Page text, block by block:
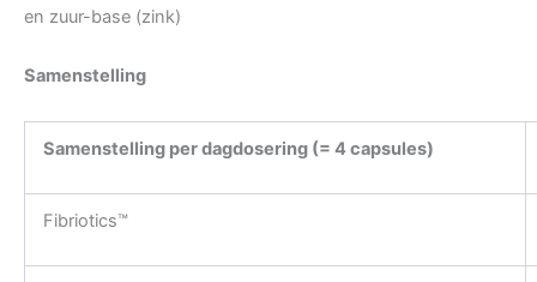
en zuur-base (zink)
Samenstelling
Samenstelling per dagdosering (= 4 capsules)
Fibriotics™